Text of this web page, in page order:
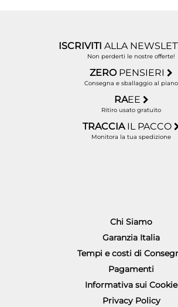
ISCRIVITI ALLA
Non perderti le nostre offerte!
ZERO PENSIERI
Consegna e sballaggio al piano
RAEE
Ritiro usato gratuito
TRACCIA IL PACCO
Monitora la tua spedizione
Chi Siamo
Garanzia Italia
Tempi e costi di
Pagamenti
Informativa sui Cookie
Privacy Policy